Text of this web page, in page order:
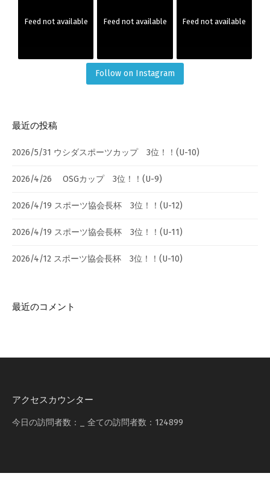
Feed not available Feed not available Feed not available
Follow on Instagram
最近の投稿
2026/5/31 ウシダスポーツカップ 3位！！(U-10)
2026/4/26 OSGカップ 3位！！(U-9)
2026/4/19 スポーツ協会長杯 3位！！(U-12)
2026/4/19 スポーツ協会長杯 3位！！(U-11)
2026/4/12 スポーツ協会長杯 3位！！(U-10)
最近のコメント
アクセスカウンター
今日の訪問者数： 全ての訪問者数： 124899